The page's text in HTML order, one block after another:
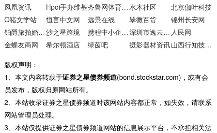
凤凰资讯
Hpoi手办维基 齐鲁网体育频道水木社区
北京伽叶科技
Q猪文学站
恒言中文网 远景在线 翠微百货
锦州长安网
铂爵旅拍婚纱摄影沙之星跨境 携程中小企业商旅通 深圳市逸云天电子 人民网
金蝶友商网
希尔顿酒店 绿茵吧 摄影器材资讯 山西行知技工学校
版权声明：
1、本文内容转载于证券之星债券频道(bond.stockstar.com)，或有会
员发布，版权归原网站所有。
2、本站收录证券之星债券频道时该网站内容都正常，如失效，请联系
网站管理员处理。
3、本站仅提供证券之星债券频道网站的信息展示平台，不承担相关法